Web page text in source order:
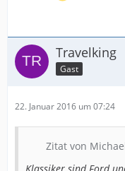
Travelking
Gast
22. Januar 2016 um 07:24
Zitat von